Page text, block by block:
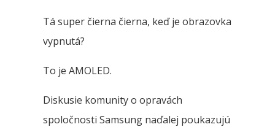
Tá super čierna čierna, keď je obrazovka
vypnutá?
To je AMOLED.
Diskusie komunity o opravách
spoločnosti Samsung naďalej poukazujú